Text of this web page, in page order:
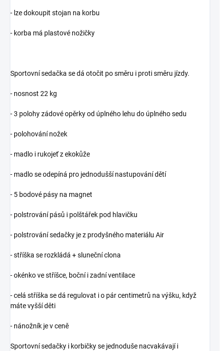
- lze dokoupit stojan na korbu
- korba má plastové nožičky
Sportovní sedačka se dá otočit po směru i proti směru jízdy.
- nosnost 22 kg
- 3 polohy zádové opěrky od úplného lehu do úplného sedu
- polohování nožek
- madlo i rukojeť z ekokůže
- madlo se odepíná pro jednodušší nastupování dětí
- 5 bodové pásy na magnet
- polstrování pásů i polštářek pod hlavičku
- polstrování sedačky je z prodyšného materiálu Air
- stříška se rozkládá + sluneční clona
- okénko ve stříšce, boční i zadní ventilace
- celá stříška se dá regulovat i o pár centimetrů na výšku, když
máte vyšší děti
- nánožník je v ceně
Sportovní sedačky i korbičky se jednoduše nacvakávají i